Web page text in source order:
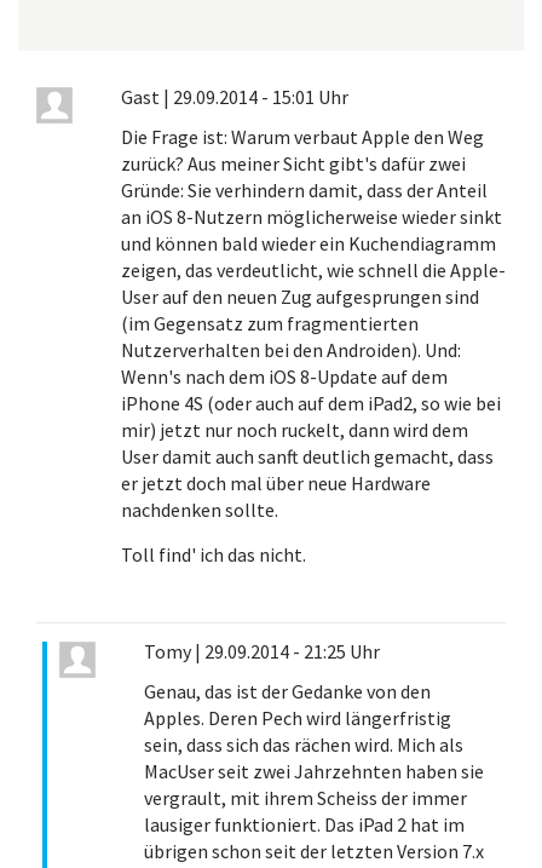
Gast | 29.09.2014 - 15:01 Uhr
Die Frage ist: Warum verbaut Apple den Weg
zurück? Aus meiner Sicht gibt's dafür zwei
Gründe: Sie verhindern damit, dass der Anteil
an iOS 8-Nutzern möglicherweise wieder sinkt
und können bald wieder ein Kuchendiagramm
zeigen, das verdeutlicht, wie schnell die Apple-
User auf den neuen Zug aufgesprungen sind
(im Gegensatz zum fragmentierten
Nutzerverhalten bei den Androiden). Und:
Wenn's nach dem iOS 8-Update auf dem
iPhone 4S (oder auch auf dem iPad2, so wie bei
mir) jetzt nur noch ruckelt, dann wird dem
User damit auch sanft deutlich gemacht, dass
er jetzt doch mal über neue Hardware
nachdenken sollte.
Toll find' ich das nicht.
Tomy| 29.09.2014 - 21:25 Uhr
Genau, das ist der Gedanke von den
Apples. Deren Pech wird längerfristig
sein, dass sich das rächen wird. Mich als
MacUser seit zwei Jahrzehnten haben sie
vergrault, mit ihrem Scheiss der immer
lausiger funktioniert. Das iPad 2 hat im
übrigen schon seit der letzten Version 7.x